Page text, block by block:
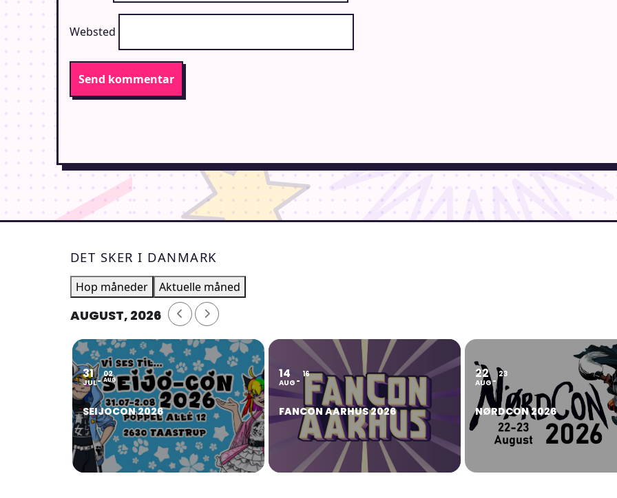
Websted
DET SKER I DANMARK
Hop måneder Aktuelle måned
AUGUST, 2026
31
JUL
02
AUG
SEIJOCON 2026
14
AUG
16
FANCON AARHUS 2026
22
AUG
23
NØRDCON 2026